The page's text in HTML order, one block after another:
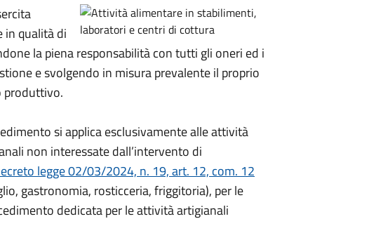
in qualità di
la piena responsabilità con tutti gli oneri ed i
e svolgendo in misura prevalente il proprio
produttivo.
si applica esclusivamente alle attività
non interessate dall’intervento di
legge 02/03/2024, n. 19, art. 12, com. 12
gastronomia, rosticceria, friggitoria), per le
dedicata per le attività artigianali